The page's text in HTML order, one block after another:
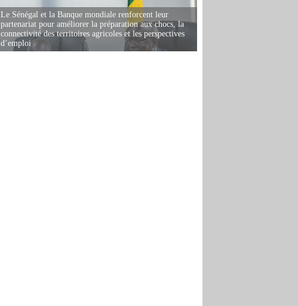
Le Sénégal et la Banque mondiale renforcent leur
partenariat pour améliorer la préparation aux chocs, la
connectivité des territoires agricoles et les perspectives
d’emploi